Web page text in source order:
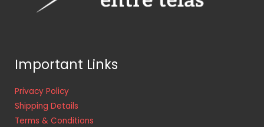
Important Links
Privacy Policy
Shipping Details
Terms & Conditions